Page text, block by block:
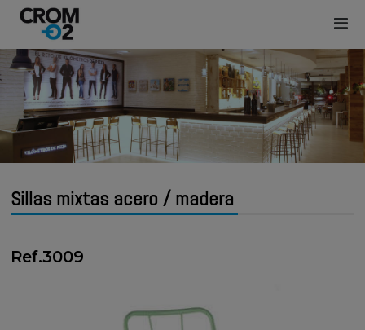
Sillas mixtas acero / madera
Ref.3009